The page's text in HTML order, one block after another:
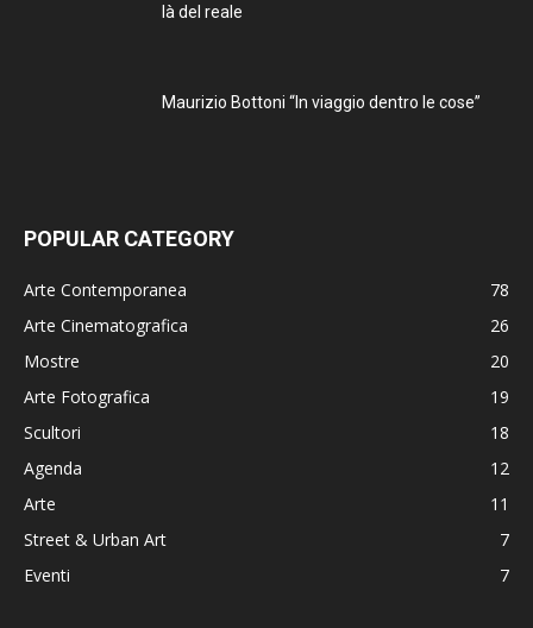
là del reale
Maurizio Bottoni “In viaggio dentro le cose”
POPULAR CATEGORY
Arte Contemporanea
78
Arte Cinematografica
26
Mostre
20
Arte Fotografica
19
Scultori
18
Agenda
12
Arte
11
Street & Urban Art
7
Eventi
7